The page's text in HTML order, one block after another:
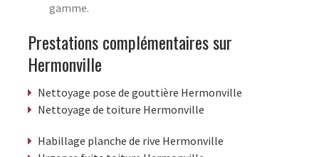
gamme.
Prestations complémentaires sur
Hermonville
Nettoyage pose de gouttière Hermonville
Nettoyage de toiture Hermonville
Habillage planche de rive Hermonville